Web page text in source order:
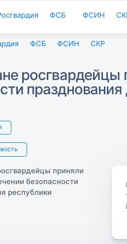
ФСБ ФСИН
ФСБ ФСИН СКР
росгвардейцы